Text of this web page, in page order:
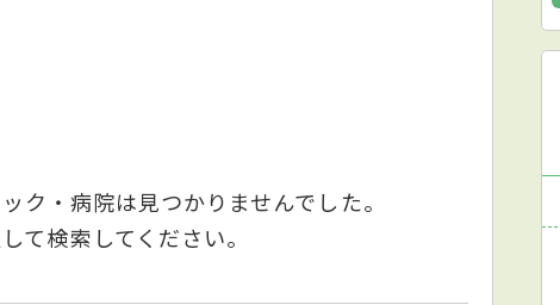
ク・病院は見つかりませんでした。
て検索してください。